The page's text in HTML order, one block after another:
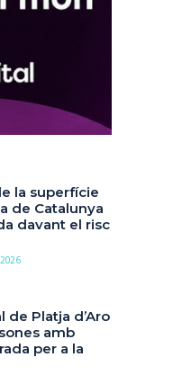
la superfície
de Catalunya
davant el risc
de Platja d’Aro
amb
per a la